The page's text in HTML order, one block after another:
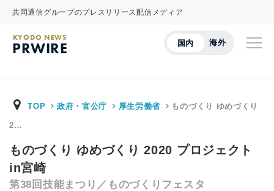
共同通信グループのプレスリリース配信メディア
国内 海外
KYODO NEWS
PRWIRE
TOP 政府・官公庁 厚生労働省 ものづくり ゆめづくり
2…
ものづくり ゆめづくり 2020 プロジェクト
in宮崎
第38回技能まつり／ものづくりフェスタ